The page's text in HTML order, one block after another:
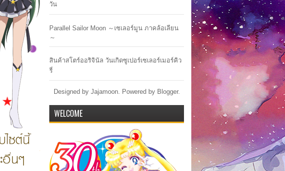
วัน
Parallel Sailor Moon ～เซเลอร์มูน ภาคล้อเลียน
～
สินค้าสโตร์ออริจินัล วันเกิดซูเปอร์เซเลอร์เมอร์คิว
รี่
Designed by Jajamoon. Powered by Blogger.
WELCOME